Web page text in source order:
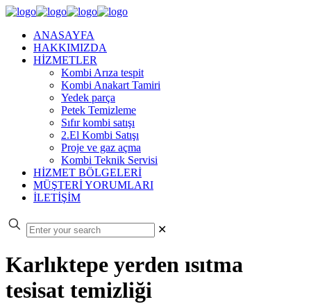
ANASAYFA
HAKKIMIZDA
HİZMETLER
Kombi Arıza tespit
Kombi Anakart Tamiri
Yedek parça
Petek Temizleme
Sıfır kombi satışı
2.El Kombi Satışı
Proje ve gaz açma
Kombi Teknik Servisi
HİZMET BÖLGELERİ
MÜŞTERİ YORUMLARI
İLETİŞİM
✕
Karlıktepe yerden ısıtma
tesisat temizliği